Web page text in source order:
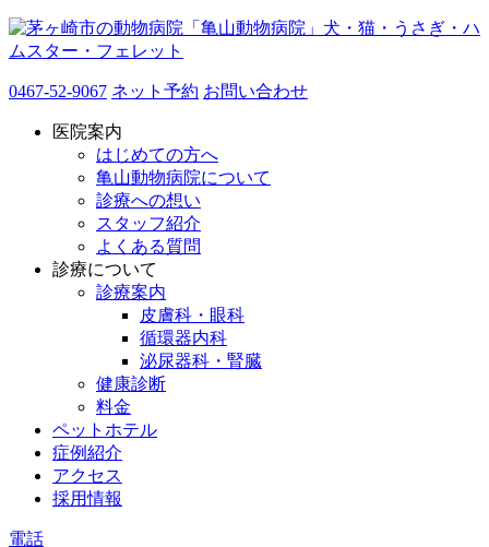
0467-52-9067 ネット予約 お問い合わせ
医院案内
はじめての方へ
亀山動物病院について
診療への想い
スタッフ紹介
よくある質問
診療について
診療案内
皮膚科・眼科
循環器内科
泌尿器科・腎臓
健康診断
料金
ペットホテル
症例紹介
アクセス
採用情報
電話